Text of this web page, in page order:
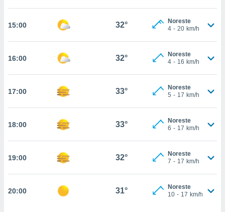
permite
seguir
coste.
a la
todas
nuestros
nos
análisis
perfil
CONFIGURACIÓN
15:00 32°
Noreste
4 - 20 km/h
16:00 32°
Noreste
4 - 16 km/h
17:00 33°
Noreste
5 - 17 km/h
18:00 33°
Noreste
6 - 17 km/h
19:00 32°
Noreste
7 - 17 km/h
20:00 31°
Noreste
10 - 17 km/h